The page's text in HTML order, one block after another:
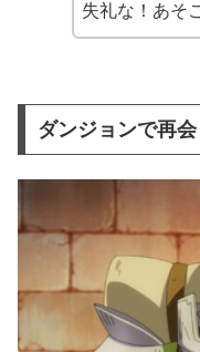
失礼な！あそ
ダンジョンで再会